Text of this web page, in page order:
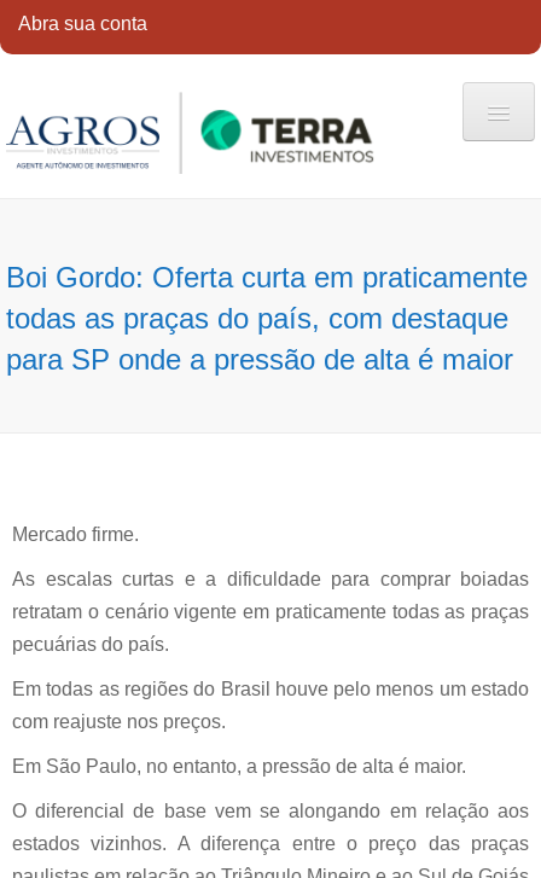
Abra sua conta
CONTATO
Boi Gordo: Oferta curta em praticamente
todas as praças do país, com destaque
para SP onde a pressão de alta é maior
Mercado firme.
As escalas curtas e a dificuldade para comprar boiadas
retratam o cenário vigente em praticamente todas as praças
pecuárias do país.
Em todas as regiões do Brasil houve pelo menos um estado
com reajuste nos preços.
Em São Paulo, no entanto, a pressão de alta é maior.
O diferencial de base vem se alongando em relação aos
estados vizinhos. A diferença entre o preço das praças